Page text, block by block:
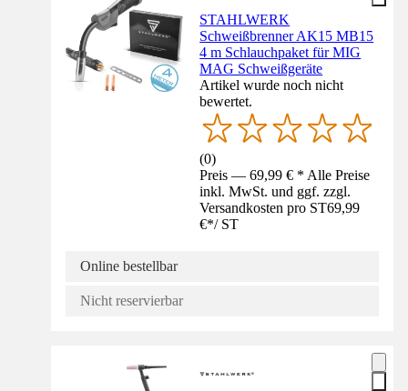
STAHLWERK
Schweißbrenner AK15 MB15
4 m Schlauchpaket für MIG
MAG Schweißgeräte
Artikel wurde noch nicht
bewertet.
(0)
Preis — 69,99 € * Alle Preise
inkl. MwSt. und ggf. zzgl.
Versandkosten pro ST69,99
€*/ ST
Online bestellbar
Nicht reservierbar